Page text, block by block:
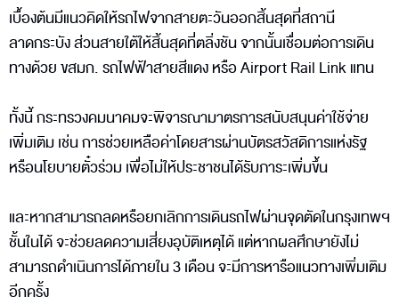
เบื้องต้นมีแนวคิดให้รถไฟจากสายตะวันออกสิ้นสุดที่สถานี
ลาดกระบัง ส่วนสายใต้ให้สิ้นสุดที่ตลิ่งชัน จากนั้นเชื่อมต่อการเดิน
ทางด้วย ขสมก. รถไฟฟ้าสายสีแดง หรือ Airport Rail Link แทน
ทั้งนี้ กระทรวงคมนาคมจะพิจารณามาตรการสนับสนุนค่าใช้จ่าย
เพิ่มเติม เช่น การช่วยเหลือค่าโดยสารผ่านบัตรสวัสดิการแห่งรัฐ
หรือนโยบายตั๋วร่วม เพื่อไม่ให้ประชาชนได้รับภาระเพิ่มขึ้น
และหากสามารถลดหรือยกเลิกการเดินรถไฟผ่านจุดตัดในกรุงเทพฯ
ชั้นในได้ จะช่วยลดความเสี่ยงอุบัติเหตุได้ แต่หากผลศึกษายังไม่
สามารถดำเนินการได้ภายใน 3 เดือน จะมีการหารือแนวทางเพิ่มเติม
อีกครั้ง